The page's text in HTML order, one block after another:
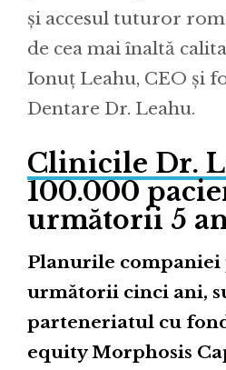
și accesul tuturor
de cea mai înaltă
Ionuț Leahu, CEO și
Dentare Dr. Leahu.
Clinicile Dr.
100.000
următorii 5
Planurile
următorii cinci ani,
parteneriatul cu
equity Morphosis